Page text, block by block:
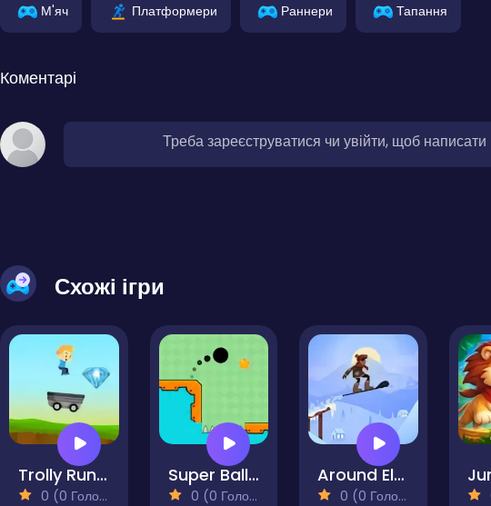
М'яч Платформери Раннери Тапання
Коментарі
Треба зареєструватися чи увійти, щоб
Схожі ігри
Trolly Runner
0 (0 Голосів)
Super Ball Platformer
0 (0 Голосів)
Around Elbrus
0 (0 Голосів)